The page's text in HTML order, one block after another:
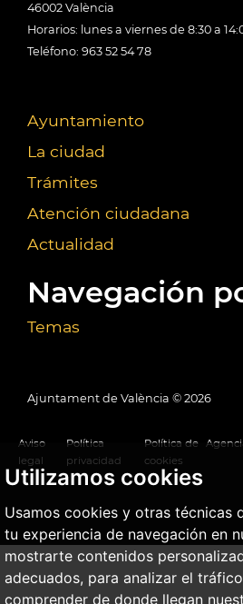
Utilizamos cookies
Usamos cookies y otras técnicas
tu experiencia de navegación en
mostrarte contenidos
adecuados, para analizar el
comprender de donde llegan
46002 València
Horarios: lunes a viernes de 8:30 a
Teléfono: 963 52 54 78
Ayuntamiento
La ciudad
Trámites
Atención ciudadana
Actualidad
Navegación
Temas
Ajuntament de València © 2026
Aviso
legal
Política
privacidad
Política de
cookies